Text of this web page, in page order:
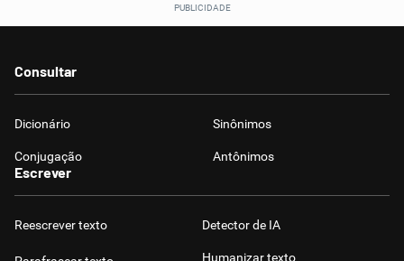
Consultar
Dicionário Sinônimos
Conjugação Antônimos
Escrever
Reescrever texto Detector de IA
Humanizar texto